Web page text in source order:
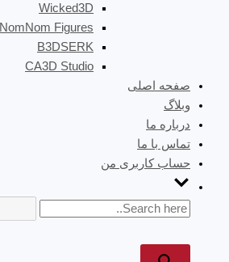
Wicked3D
NomNom Figures
B3DSERK
CA3D Studio
صفحه اصلی
وبلاگ
درباره ما
تماس با ما
حساب کاربری من